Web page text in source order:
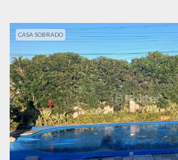
CASA SOBRADO